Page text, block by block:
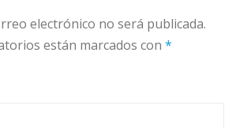
electrónico no será publicada.
están marcados con *